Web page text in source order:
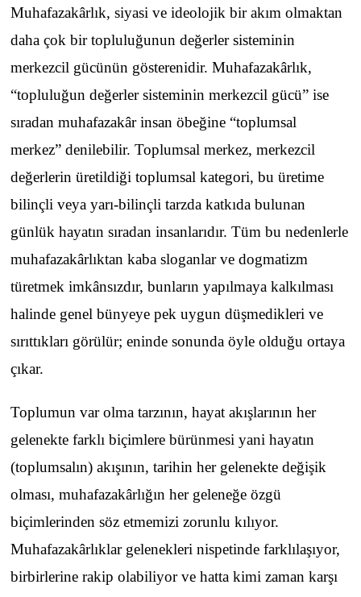
Muhafazakârlık, siyasi ve ideolojik bir akım olmaktan
daha çok bir topluluğunun değerler sisteminin
merkezcil gücünün gösterenidir. Muhafazakârlık,
“topluluğun değerler sisteminin merkezcil gücü” ise
sıradan muhafazakâr insan öbeğine “toplumsal
merkez” denilebilir. Toplumsal merkez, merkezcil
değerlerin üretildiği toplumsal kategori, bu üretime
bilinçli veya yarı-bilinçli tarzda katkıda bulunan
günlük hayatın sıradan insanlarıdır. Tüm bu nedenlerle
muhafazakârlıktan kaba sloganlar ve dogmatizm
türetmek imkânsızdır, bunların yapılmaya kalkılması
halinde genel bünyeye pek uygun düşmedikleri ve
sırıttıkları görülür; eninde sonunda öyle olduğu ortaya
çıkar.
Toplumun var olma tarzının, hayat akışlarının her
gelenekte farklı biçimlere bürünmesi yani hayatın
(toplumsalın) akışının, tarihin her gelenekte değişik
olması, muhafazakârlığın her geleneğe özgü
biçimlerinden söz etmemizi zorunlu kılıyor.
Muhafazakârlıklar gelenekleri nispetinde farklılaşıyor,
birbirlerine rakip olabiliyor ve hatta kimi zaman karşı